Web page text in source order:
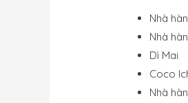
Nhà
Nhà
Dì Mai
Coco
Nhà